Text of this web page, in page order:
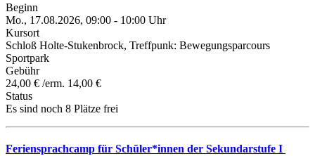
Beginn
Mo., 17.08.2026, 09:00 - 10:00 Uhr
Kursort
Schloß Holte-Stukenbrock, Treffpunk: Bewegungsparcours
Sportpark
Gebühr
24,00 € /erm. 14,00 €
Status
Es sind noch 8 Plätze frei
Feriensprachcamp für Schüler*innen der Sekundarstufe I